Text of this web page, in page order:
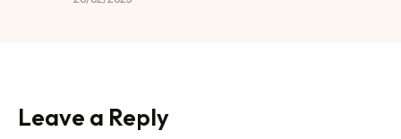
Leave a Reply